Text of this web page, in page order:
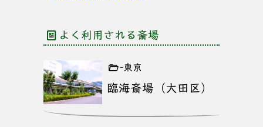
よく利用される斎場
-東京
臨海斎場（大田区）